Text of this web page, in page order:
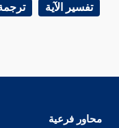
تفسير الآية
محاور فرعية